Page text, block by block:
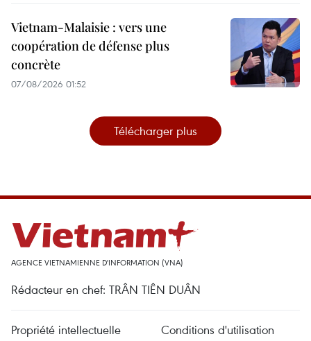
Vietnam-Malaisie : vers une
coopération de défense plus
concrète
07/08/2026 01:52
Télécharger plus
AGENCE VIETNAMIENNE D'INFORMATION (VNA)
Rédacteur en chef: TRÂN TIÊN DUÂN
Propriété intellectuelle Conditions d'utilisation